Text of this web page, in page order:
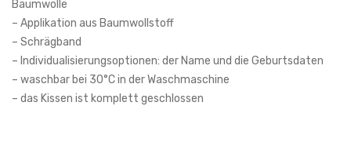
cm
Baumwolle
– Applikation aus Baumwollstoff
– Schrägband
– Individualisierungsoptionen: der Name und die Geburtsdaten
– waschbar bei 30°C in der Waschmaschine
– das Kissen ist komplett geschlossen